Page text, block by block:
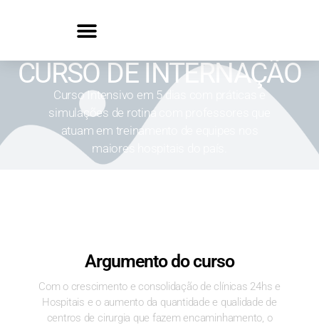
CURSO DE INTERNAÇÃO
Curso Intensivo em 5 dias com práticas e
simulações de rotina com professores que
atuam em treinamento de equipes nos
maiores hospitais do país.
Argumento do curso
Com o crescimento e consolidação de clínicas 24hs e
Hospitais e o aumento da quantidade e qualidade de
centros de cirurgia que fazem encaminhamento, o